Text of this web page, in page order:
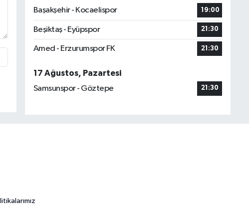
Başakşehir - Kocaelispor
19:00
Beşiktaş - Eyüpspor 21:30
Amed - Erzurumspor FK 21:30
17 Ağustos, Pazartesi
Samsunspor - Göztepe
21:30